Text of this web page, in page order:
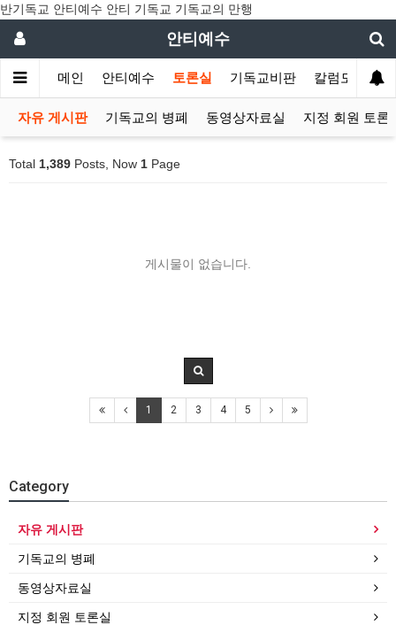
반기독교 안티예수 안티 기독교 기독교의 만행
안티예수
메인 안티예수 토론실 기독교비판 칼럼모음
자유 게시판 기독교의 병폐 동영상자료실 지정 회원 토론
Total 1,389 Posts, Now 1 Page
게시물이 없습니다.
1 2 3 4 5
Category
자유 게시판
기독교의 병폐
동영상자료실
지정 회원 토론실